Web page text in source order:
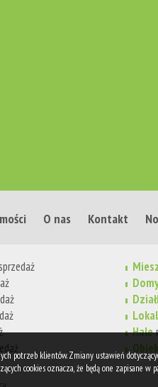
O nas Kontakt
Hale
potrzeb klientów. Zmiany ustawień
cookies oznacza, że będą one zapisane w